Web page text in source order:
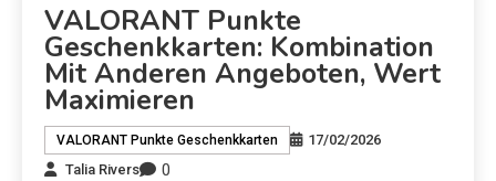
VALORANT Punkte
Geschenkkarten: Kombination
Mit Anderen Angeboten, Wert
Maximieren
VALORANT Punkte Geschenkkarten
17/02/2026
Talia Rivers
0